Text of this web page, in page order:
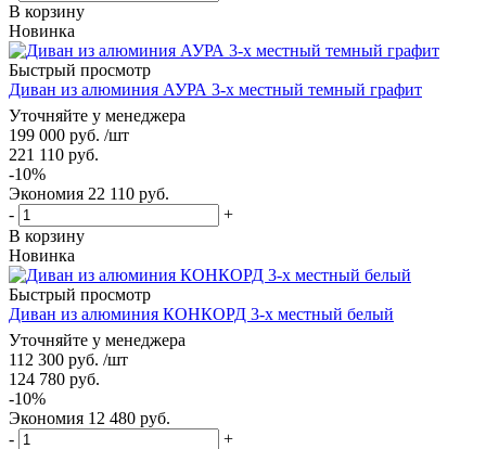
В корзину
Новинка
Быстрый просмотр
Диван из алюминия АУРА 3-х местный темный графит
Уточняйте у менеджера
199 000 руб. /шт
221 110 руб.
-10%
Экономия 22 110 руб.
-
+
В корзину
Новинка
Быстрый просмотр
Диван из алюминия КОНКОРД 3-х местный белый
Уточняйте у менеджера
112 300 руб. /шт
124 780 руб.
-10%
Экономия 12 480 руб.
-
+